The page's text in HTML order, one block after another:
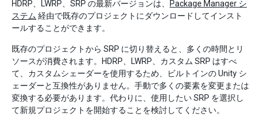
HDRP、LWRP、SRP の最新バージョンは、
Package Manager シ
ステム 経由で既存のプロジェクトにダウンロードしてインスト
ールすることができます。
既存のプロジェクトから SRP に切り替えると、多くの時間とリ
ソースが消費されます。HDRP、LWRP、カスタム SRP はすべ
て、カスタムシェーダーを使用するため、ビルトインの Unity シ
ェーダーと互換性がありません。手動で多くの要素を変更または
変換する必要があります。代わりに、使用したい SRP を選択し
て新規プロジェクトを開始することを検討してください。